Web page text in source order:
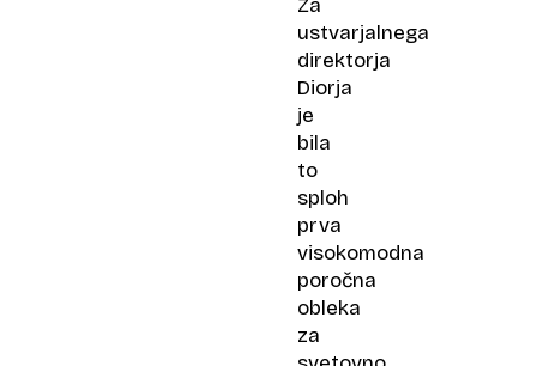
Za
ustvarjalnega
direktorja
Diorja
je
bila
to
sploh
prva
visokomodna
poročna
obleka
za